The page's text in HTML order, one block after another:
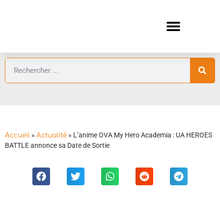
Accueil » Actualité » L’anime OVA My Hero Academia : UA HEROES
BATTLE annonce sa Date de Sortie